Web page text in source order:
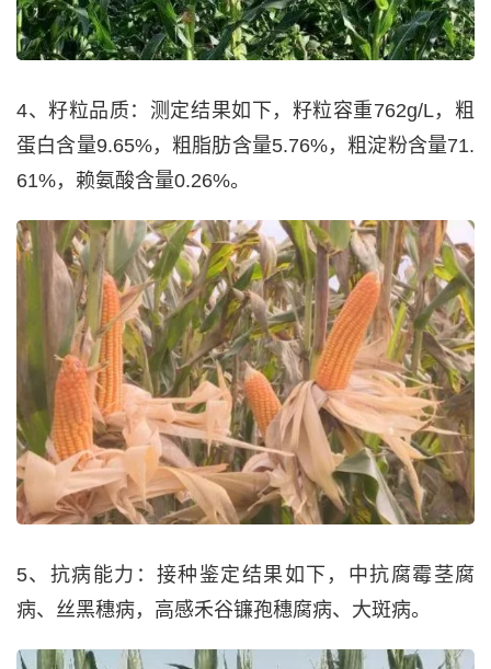
4、籽粒品质：测定结果如下，籽粒容重762g/L，粗
蛋白含量9.65%，粗脂肪含量5.76%，粗淀粉含量71.
61%，赖氨酸含量0.26%。
5、抗病能力：接种鉴定结果如下，中抗腐霉茎腐
病、丝黑穗病，高感禾谷镰孢穗腐病、大斑病。